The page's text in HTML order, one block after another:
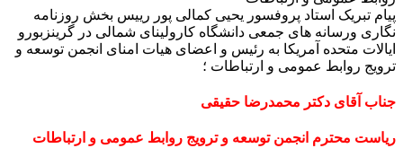
پیام تبریک استاد پروفسور یحیی کمالی پور رییس بخش روزنامه
نگاری ورسانه های جمعی دانشگاه کارولینای شمالی در گرینزبورو
ایالات متحده آمریکا به رئیس و اعضای هیات امنای انجمن توسعه و
ترویج روابط عمومی و ارتباطات ؛
جناب آقای دکتر محمدرضا حقیقی
ریاست محترم انجمن توسعه و ترویج روابط عمومی و ارتباطات